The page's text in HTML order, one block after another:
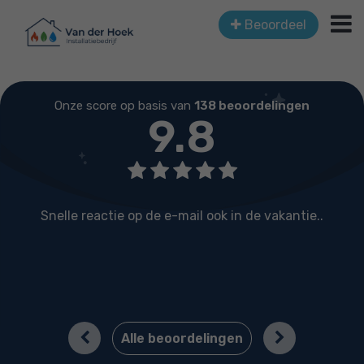
Beoordeel
Onze score op basis van 138 beoordelingen
9.8
Snelle reactie op de e-mail ook in de vakantie..
PreviousAlle beoordelingen Next